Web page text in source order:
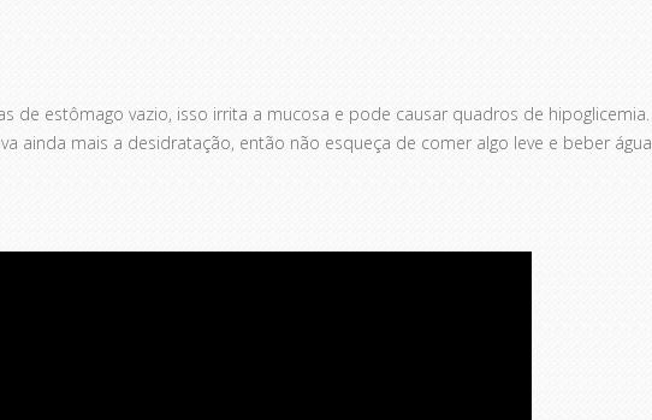
de estômago vazio, isso irrita a mucosa e pode causar quadros de hipoglicemia.
ainda mais a desidratação, então não esqueça de comer algo leve e beber água